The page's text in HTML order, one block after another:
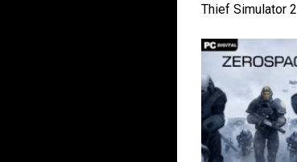
Thief Simulator 2